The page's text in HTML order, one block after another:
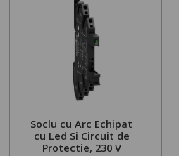
Soclu cu Arc Echipat
cu Led Si Circuit de
Protectie, 230 V